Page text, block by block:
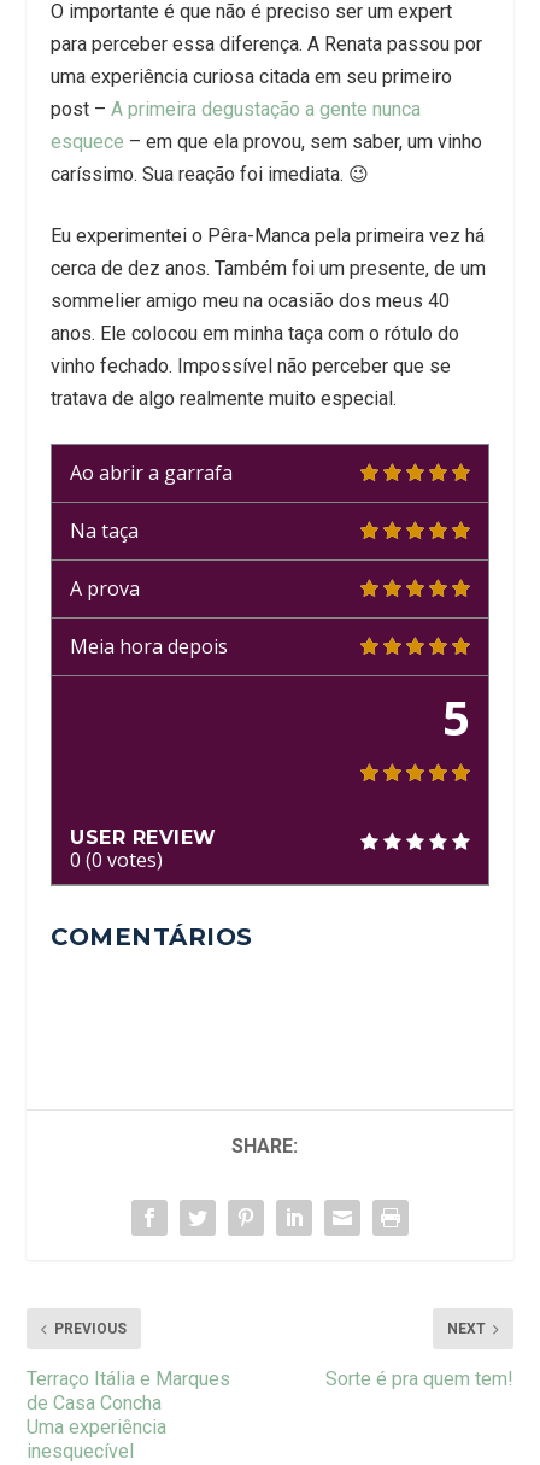
O importante é que não é preciso ser um expert
para perceber essa diferença. A Renata passou por
uma experiência curiosa citada em seu primeiro
post –A primeira degustação a gente nunca
esquece – em que ela provou, sem saber, um vinho
caríssimo. Sua reação foi imediata. 😉
Eu experimentei o Pêra-Manca pela primeira vez há
cerca de dez anos. Também foi um presente, de um
sommelier amigo meu na ocasião dos meus 40
anos. Ele colocou em minha taça com o rótulo do
vinho fechado. Impossível não perceber que se
tratava de algo realmente muito especial.
Ao abrir a garrafa
Na taça
A prova
Meia hora depois
5
USER REVIEW
0 (0 votes)
COMENTÁRIOS
SHARE:
PREVIOUS
Terraço Itália e Marques
de Casa Concha
Uma experiência
inesquecível
NEXT
Sorte é pra quem tem!